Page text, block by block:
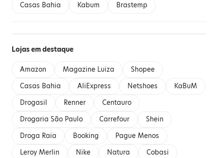
Casas Bahia
Kabum Brastemp
Lojas em destaque
Amazon Magazine Luiza
Shopee
Casas Bahia
AliExpress Netshoes
KaBuM
Drogasil
Renner
Centauro
Drogaria São Paulo
Carrefour
Shein
Droga Raia
Booking
Pague Menos
Leroy Merlin
Nike Natura
Cobasi